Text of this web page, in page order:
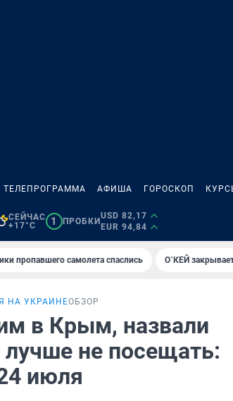
ТЕЛЕПРОГРАММА АФИША ГОРОСКОП
СЕЙЧАС
+17°C
1 ПРОБКИ
USD 82,17
EUR 94,84
пропавшего самолета спаслись О`КЕЙ
НА УКРАИНЕОБЗОР
в Крым, назвали
лучше не посещать:
июля